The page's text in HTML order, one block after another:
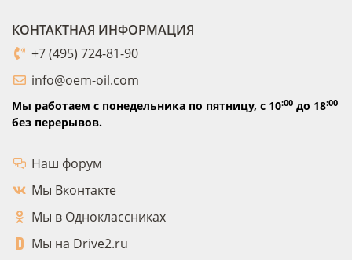
КОНТАКТНАЯ ИНФОРМАЦИЯ
+7 (495) 724-81-90
info@oem-oil.com
Мы работаем с понедельника по пятницу, с 10:00 до 18:00
без перерывов.
Наш форум
Мы Вконтакте
Мы в Одноклассниках
Мы на Drive2.ru